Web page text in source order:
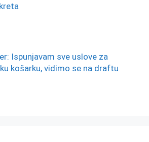
Ispunjavam sve uslove za
košarku, vidimo se na draftu